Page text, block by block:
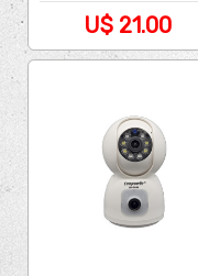
U$ 21.00